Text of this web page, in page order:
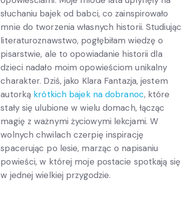
słuchaniu bajek od babci, co zainspirowało
mnie do tworzenia własnych historii. Studiując
literaturoznawstwo, pogłębiłam wiedzę o
pisarstwie, ale to opowiadanie historii dla
dzieci nadało moim opowieściom unikalny
charakter. Dziś, jako Klara Fantazja, jestem
autorką krótkich bajek na dobranoc, które
stały się ulubione w wielu domach, łącząc
magię z ważnymi życiowymi lekcjami. W
wolnych chwilach czerpię inspirację
spacerując po lesie, marząc o napisaniu
powieści, w której moje postacie spotkają się
w jednej wielkiej przygodzie.